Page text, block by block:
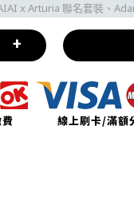
x Arturia 聯名套裝、
+